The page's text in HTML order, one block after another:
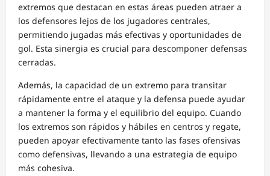
extremos que destacan en estas áreas pueden atraer a
los defensores lejos de los jugadores centrales,
permitiendo jugadas más efectivas y oportunidades de
gol. Esta sinergia es crucial para descomponer defensas
cerradas.
Además, la capacidad de un extremo para transitar
rápidamente entre el ataque y la defensa puede ayudar
a mantener la forma y el equilibrio del equipo. Cuando
los extremos son rápidos y hábiles en centros y regate,
pueden apoyar efectivamente tanto las fases ofensivas
como defensivas, llevando a una estrategia de equipo
más cohesiva.